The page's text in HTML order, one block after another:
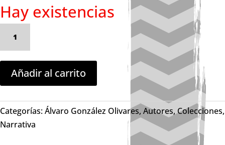
Hay existencias
imágenes
Relatos
en
cárcel
y
Añadir al carrito
Categorías:Álvaro González Olivares, Autores,Colecciones,
Narrativa